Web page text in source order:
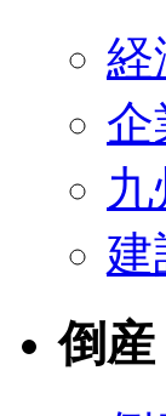
経
企
建
倒産